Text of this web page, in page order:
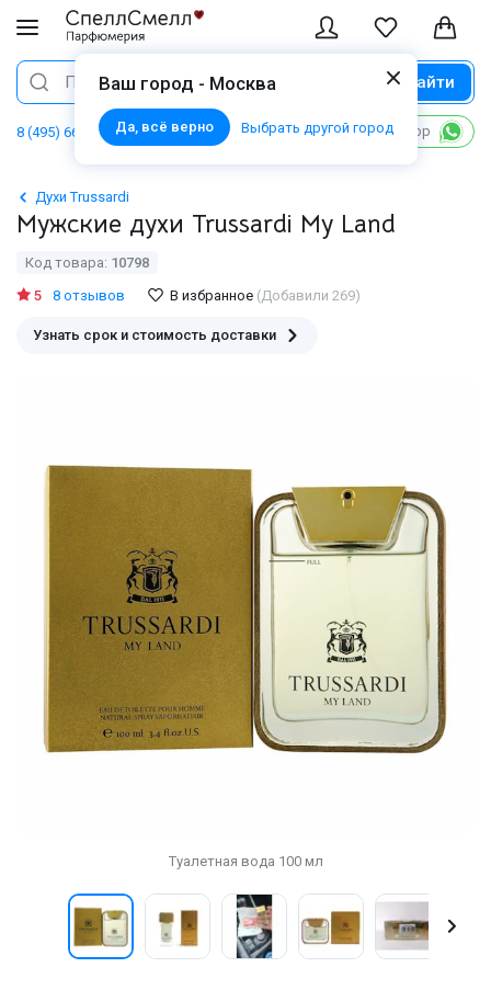
Ваш город - Москва
Да, всё верно Выбрать другой город
Поиск Найти
8 (495) 668 06 02 Написать в WhatsApp
Духи Trussardi
Мужские духи Trussardi My Land
Код товара: 10798
5
8 отзывов В избранное (Добавили 269)
Узнать срок и стоимость доставки
Туалетная вода 100 мл